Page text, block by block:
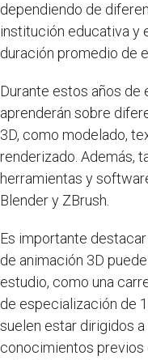
dependiendo de
institución educativa y
duración promedio de
Durante estos años de
aprenderán sobre
3D, como modelado,
renderizado. Además,
herramientas y
Blender y ZBrush.
Es importante
de animación 3D
estudio, como una
de especialización de
suelen estar dirigidos
conocimientos previos